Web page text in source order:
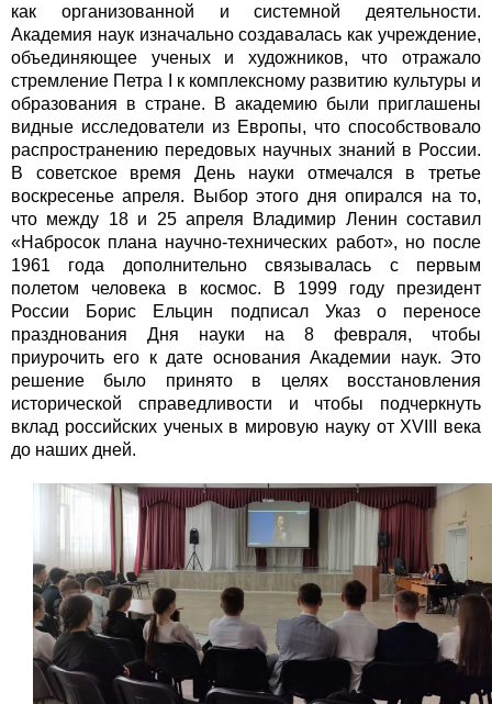
как организованной и системной деятельности.
Академия наук изначально создавалась как учреждение,
объединяющее ученых и художников, что отражало
стремление Петра I к комплексному развитию культуры и
образования в стране. В академию были приглашены
видные исследователи из Европы, что способствовало
распространению передовых научных знаний в России.
В советское время День науки отмечался в третье
воскресенье апреля. Выбор этого дня опирался на то,
что между 18 и 25 апреля Владимир Ленин составил
«Набросок плана научно-технических работ», но после
1961 года дополнительно связывалась с первым
полетом человека в космос. В 1999 году президент
России Борис Ельцин подписал Указ о переносе
празднования Дня науки на 8 февраля, чтобы
приурочить его к дате основания Академии наук. Это
решение было принято в целях восстановления
исторической справедливости и чтобы подчеркнуть
вклад российских ученых в мировую науку от XVIII века
до наших дней.